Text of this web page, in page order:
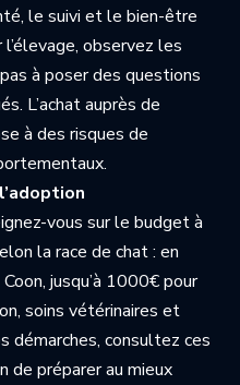
le suivi et le bien-être
observez les
à poser des questions
L’achat auprès de
à des risques de
vous sur le budget à
la race de chat : en
jusqu’à 1000€ pour
soins vétérinaires et
démarches, consultez ces
de préparer au mieux